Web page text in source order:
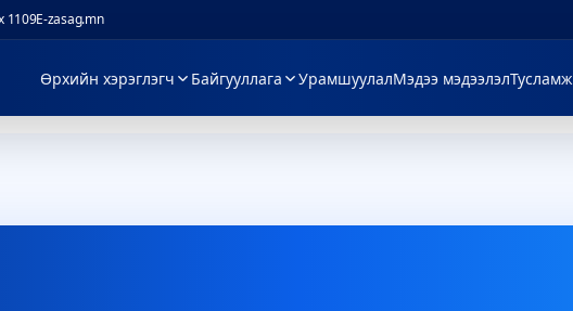
1109E-zasag.mn
Өрхийн хэрэглэгч Байгууллага УрамшуулалМэдээ мэдээлэлТусламж